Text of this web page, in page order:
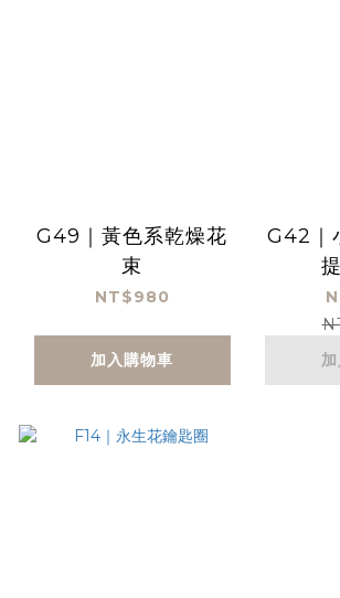
G49｜黃色系乾燥花
束
NT$980
加入購物車
G42｜